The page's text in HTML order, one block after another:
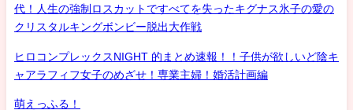
代！人生の強制ロスカットですべてを失ったキグナス氷子の愛の
クリスタルキングボンビー脱出大作戦
ヒロコンプレックスNIGHT 的まとめ速報！！子供が欲しいど陰キ
ャアラフィフ女子のめざせ！専業主婦！婚活計画編
萌えっふる！